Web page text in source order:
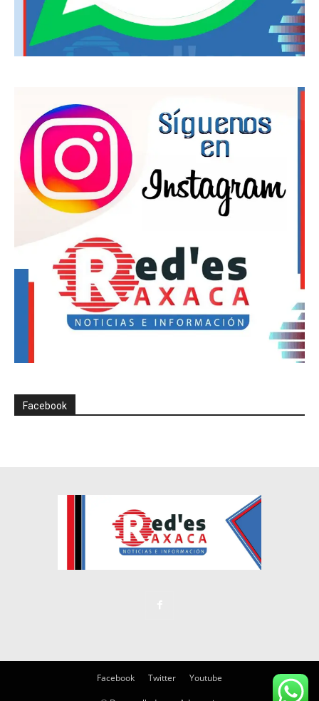
Facebook
Facebook Twitter Youtube